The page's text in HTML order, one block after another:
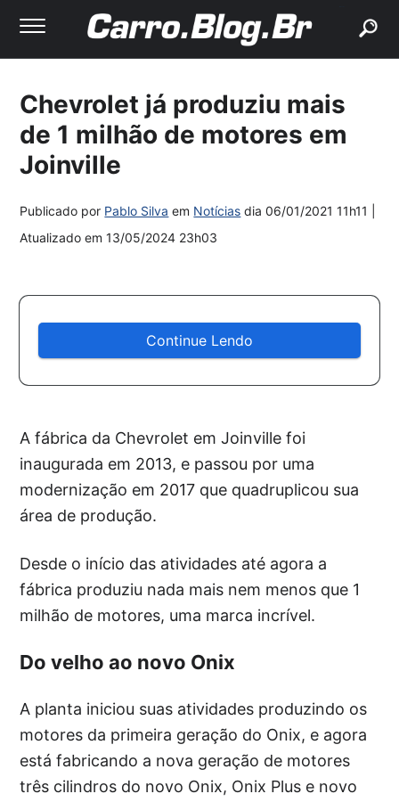
Chevrolet já produziu mais
de 1 milhão de motores em
Joinville
Publicado por Pablo Silva em Notícias dia06/01/2021 11h11
Atualizado em13/05/2024 23h03
Continue Lendo
A fábrica da Chevrolet em Joinville foi
inaugurada em 2013, e passou por uma
modernização em 2017 que quadruplicou sua
área de produção.
Desde o início das atividades até agora a
fábrica produziu nada mais nem menos que 1
milhão de motores, uma marca incrível.
Do velho ao novo Onix
A planta iniciou suas atividades produzindo os
motores da primeira geração do Onix, e agora
está fabricando a nova geração de motores
três cilindros do novo Onix, Onix Plus e novo